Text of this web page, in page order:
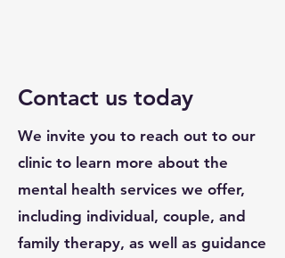
Contact us today
We invite you to reach out to our
clinic to learn more about the
mental health services we offer,
including individual, couple, and
family therapy, as well as guidance